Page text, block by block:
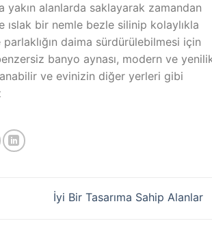
alanlarda saklayarak zamandan
ıslak bir nemle bezle silinip kolaylıkla
daima sürdürülebilmesi için
banyo aynası, modern ve
ve evinizin diğer yerleri gibi
İyi Bir Tasarıma Sahip Alanlar